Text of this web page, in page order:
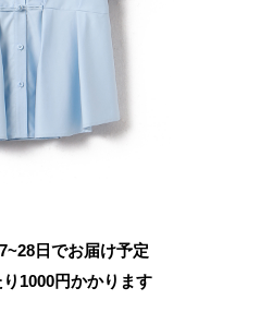
日でお届け予定
1000円かかります